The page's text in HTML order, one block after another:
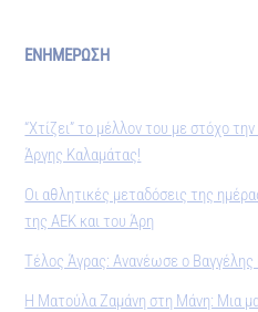
ΕΝΗΜΕΡΩΣΗ
“Χτίζει” το μέλλον του με στόχο
Άργης Καλαμάτας!
Οι αθλητικές μεταδόσεις της
της ΑΕΚ και του Άρη
Τέλος Άγρας: Ανανέωσε ο Βαγγέλης
Η Ματούλα Ζαμάνη στη Μάνη: Μια